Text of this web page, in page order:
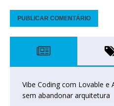
Vibe Coding com Lovable e
sem abandonar arquitetura